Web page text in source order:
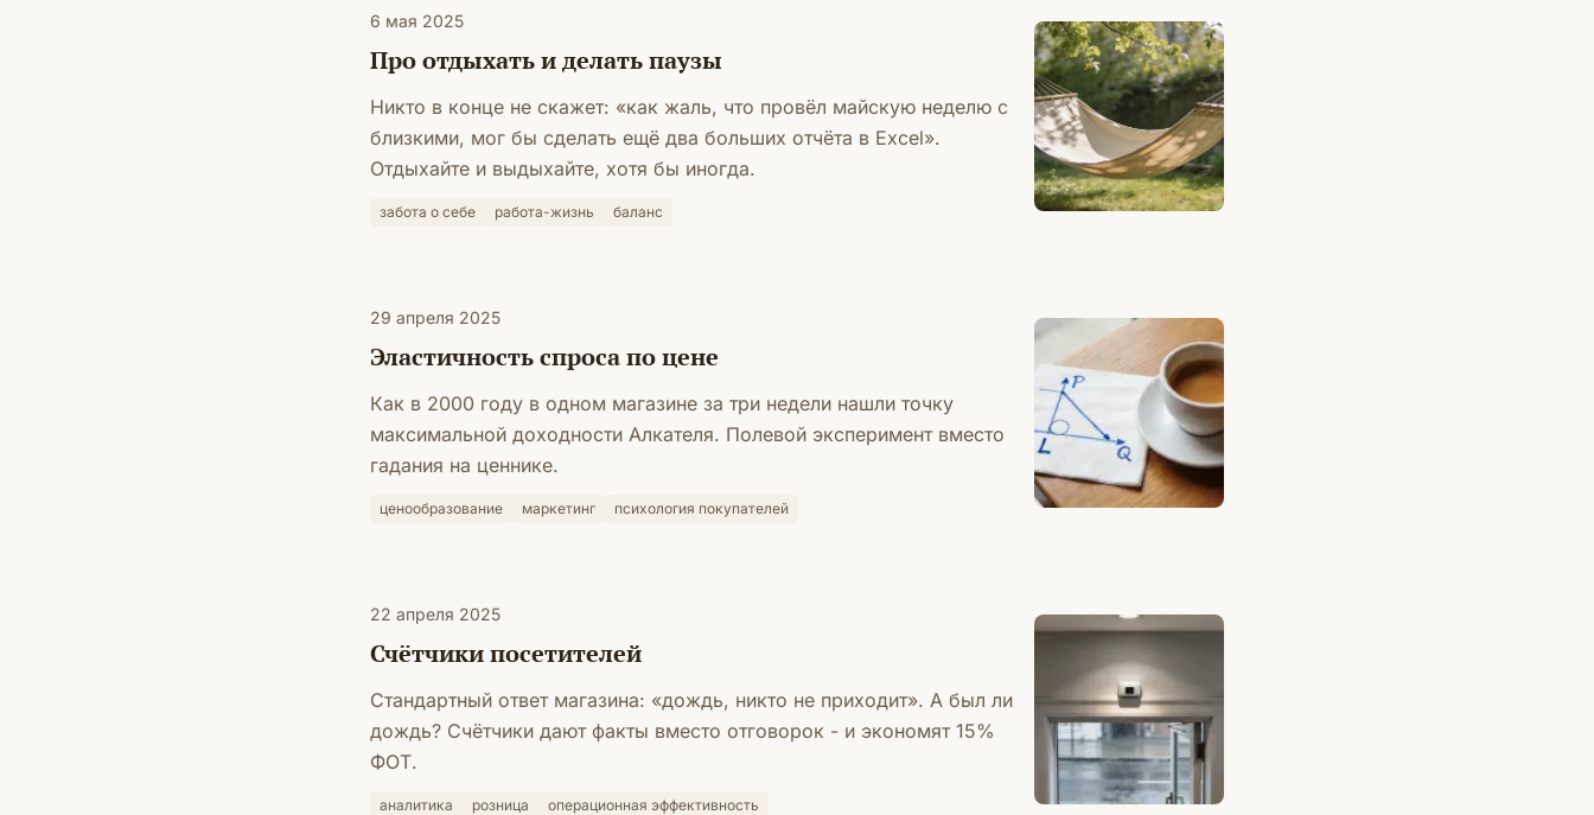
6 мая 2025
Про отдыхать и делать паузы
Никто в конце не скажет: «как жаль, что провёл майскую неделю с
близкими, мог бы сделать ещё два больших отчёта в Excel».
Отдыхайте и выдыхайте, хотя бы иногда.
забота о себе работа-жизнь баланс
29 апреля 2025
Эластичность спроса по цене
Как в 2000 году в одном магазине за три недели нашли точку
максимальной доходности Алкателя. Полевой эксперимент вместо
гадания на ценнике.
ценообразование маркетинг психология покупателей
22 апреля 2025
Счётчики посетителей
Стандартный ответ магазина: «дождь, никто не приходит». А был ли
дождь? Счётчики дают факты вместо отговорок - и экономят 15%
ФОТ.
аналитика розница операционная эффективность